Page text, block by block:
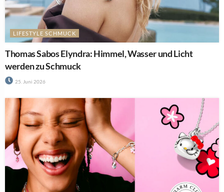
LIFESTYLE SCHMUCK
Thomas Sabos Elyndra: Himmel, Wasser und Licht
werden zu Schmuck
25. Juni 2026